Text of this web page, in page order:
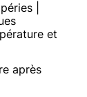
|
et
après